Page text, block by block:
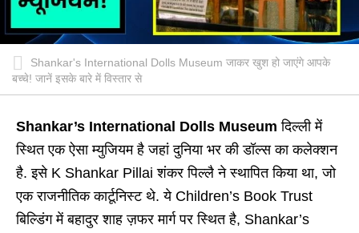
Shankar's International Dolls Museum जाकर खुश हो जाएंगे आपके
बच्चे! जानें इसके बारे में विस्तार से
Shankar’s International Dolls Museum दिल्ली में
स्थित एक ऐसा म्युजियम है जहां दुनिया भर की डॉल्स का कलेक्शन
है. इसे K Shankar Pillai शंकर पिल्लै ने स्थापित किया था, जो
एक राजनीतिक कार्टूनिस्ट थे. ये Children’s Book Trust
बिल्डिंग में बहादुर शाह ज़फर मार्ग पर स्थित है, Shankar’s